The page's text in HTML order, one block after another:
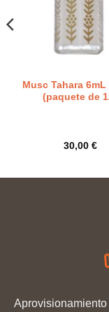
Musc Tahara 6mL
(paquete de
30,00 €